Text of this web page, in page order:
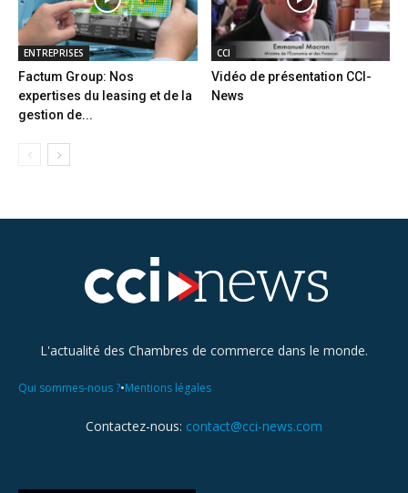
ENTREPRISES
Factum Group: Nos
expertises du leasing et de la
gestion de...
CCI
Vidéo de présentation CCI-
News
L'actualité des Chambres de commerce dans le monde.
Qui sommes-nous ?•Mentions légales
Contactez-nous: contact@cci-news.com